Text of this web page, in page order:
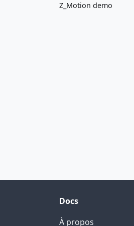
Z_Motion demo
Docs
À propos